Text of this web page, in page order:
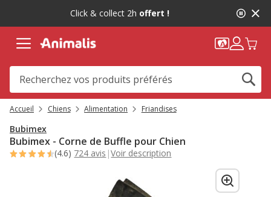
message,
Click & collect 2h offert !
Accueil Chiens Alimentation Friandises
Bubimex
Bubimex - Corne de Buffle pour Chien
(4.6) 724 avis |Voir description